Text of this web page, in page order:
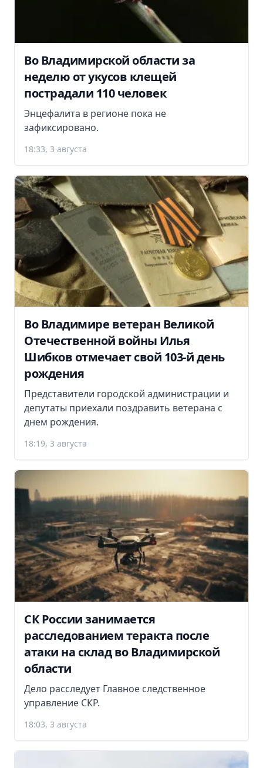
Во Владимирской области за
неделю от укусов клещей
пострадали 110 человек
Энцефалита в регионе пока не
зафиксировано.
18:33, 3 августа
Во Владимире ветеран Великой
Отечественной войны Илья
Шибков отмечает свой 103-й день
рождения
Представители городской администрации и
депутаты приехали поздравить ветерана с
днем рождения.
18:19, 3 августа
СК России занимается
расследованием теракта после
атаки на склад во Владимирской
области
Дело расследует Главное следственное
управление СКР.
18:03, 3 августа